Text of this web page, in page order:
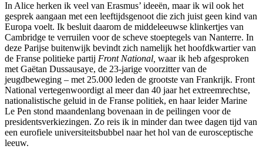
In Alice herken ik veel van Erasmus’ ideeën, maar ik wil ook het
gesprek aangaan met een leeftijdsgenoot die zich juist geen kind van
Europa voelt. Ik besluit daarom de middeleeuwse klinkertjes van
Cambridge te verruilen voor de scheve stoeptegels van Nanterre. In
deze Parijse buitenwijk bevindt zich namelijk het hoofdkwartier van
de Franse politieke partij Front National, waar ik heb afgesproken
met Gaëtan Dussausaye, de 23-jarige voorzitter van de
jeugdbeweging – met 25.000 leden de grootste van Frankrijk. Front
National vertegenwoordigt al meer dan 40 jaar het extreemrechtse,
nationalistische geluid in de Franse politiek, en haar leider Marine
Le Pen stond maandenlang bovenaan in de peilingen voor de
presidentsverkiezingen. Zo reis ik in minder dan twee dagen tijd van
een eurofiele universiteitsbubbel naar het hol van de eurosceptische
leeuw.